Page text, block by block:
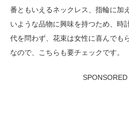
番ともいえるネックレス、指輪に加
いような品物に興味を持つため、時
代を問わず、花束は女性に喜んでも
なので、こちらも要チェックです。